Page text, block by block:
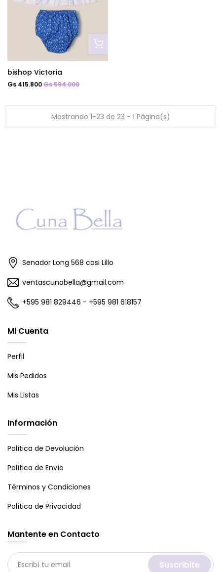
bishop Victoria
Gs 415.800Gs 594.000
Mostrando 1-23 de 23 - 1 Página(s)
Senador Long 568 casi Lillo
ventascunabella@gmail.com
+595 981 829446 - +595 981 618157
Mi Cuenta
Perfil
Mis Pedidos
Mis Listas
Información
Política de Devolución
Política de Envío
Términos y Condiciones
Política de Privacidad
Mantente en Contacto
Suscribite